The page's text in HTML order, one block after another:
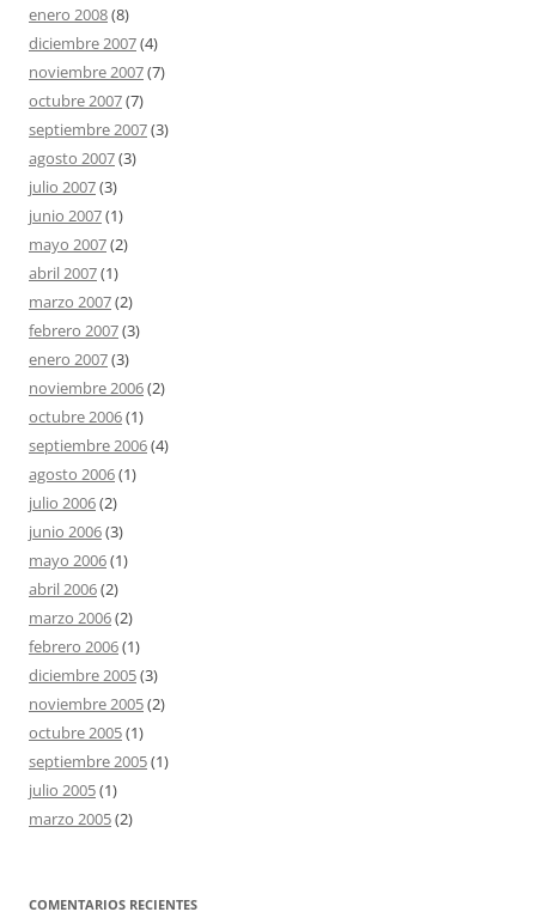
enero 2008(8)
diciembre 2007(4)
noviembre 2007(7)
octubre 2007(7)
septiembre 2007(3)
agosto 2007(3)
julio 2007(3)
junio 2007(1)
mayo 2007(2)
abril 2007(1)
marzo 2007(2)
febrero 2007(3)
enero 2007(3)
noviembre 2006(2)
octubre 2006(1)
septiembre 2006(4)
agosto 2006(1)
julio 2006(2)
junio 2006(3)
mayo 2006(1)
abril 2006(2)
marzo 2006(2)
febrero 2006(1)
diciembre 2005(3)
noviembre 2005(2)
octubre 2005(1)
septiembre 2005(1)
julio 2005(1)
marzo 2005(2)
COMENTARIOS RECIENTES